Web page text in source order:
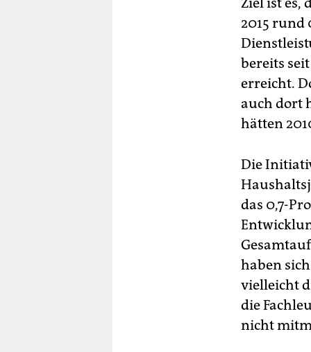
2015 rund
bereits
erreicht.
auch dort
hätten
Die
das 0,7-
haben
vielleicht
die
nicht